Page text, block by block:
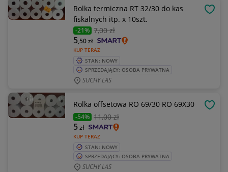
Rolka termiczna RT 32/30 do kas
fiskalnych itp. x 10szt.
-21% 7,00 zł
KUP TERAZ
5,50zł
STAN: NOWY
SPRZEDAJĄCY: OSOBA PRYWATNA
SUCHY LAS
Rolka offsetowa RO 69/30 RO 69X30
-54% 11,00 zł
KUP TERAZ
5zł
STAN: NOWY
SPRZEDAJĄCY: OSOBA PRYWATNA
SUCHY LAS